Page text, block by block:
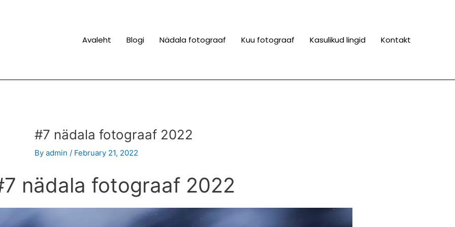
Avaleht Blogi Nädala fotograaf Kuu fotograaf Kasulikud lingid Kontakt
#7 nädala fotograaf 2022
By admin / February 21, 2022
nädala fotograaf 2022